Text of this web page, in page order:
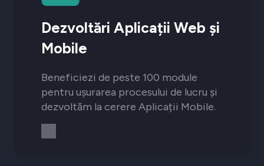
Dezvoltări Aplicații Web și
Mobile
Beneficiezi de peste 100 module
pentru ușurarea procesului de lucru și
dezvoltăm la cerere Aplicații Mobile.